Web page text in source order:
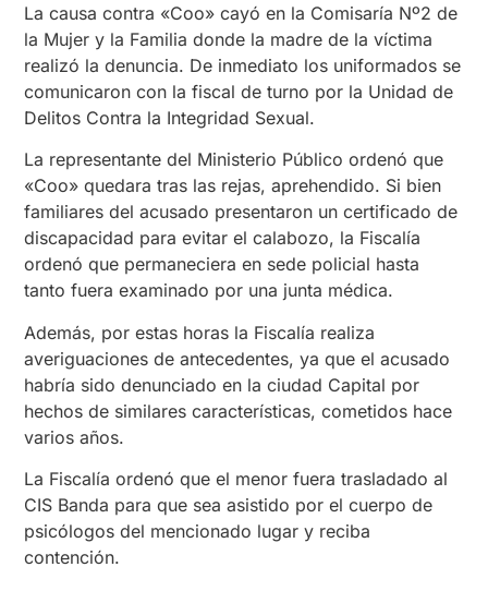
La causa contra «Coo» cayó en la Comisaría Nº2 de
la Mujer y la Familia donde la madre de la víctima
realizó la denuncia. De inmediato los uniformados se
comunicaron con la fiscal de turno por la Unidad de
Delitos Contra la Integridad Sexual.
La representante del Ministerio Público ordenó que
«Coo» quedara tras las rejas, aprehendido. Si bien
familiares del acusado presentaron un certificado de
discapacidad para evitar el calabozo, la Fiscalía
ordenó que permaneciera en sede policial hasta
tanto fuera examinado por una junta médica.
Además, por estas horas la Fiscalía realiza
averiguaciones de antecedentes, ya que el acusado
habría sido denunciado en la ciudad Capital por
hechos de similares características, cometidos hace
varios años.
La Fiscalía ordenó que el menor fuera trasladado al
CIS Banda para que sea asistido por el cuerpo de
psicólogos del mencionado lugar y reciba
contención.